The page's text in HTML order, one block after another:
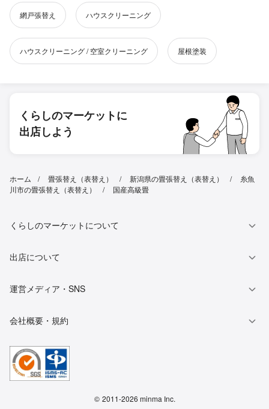
網戸張替え ハウスクリーニング
ハウスクリーニング / 空室クリーニング 屋根塗装
くらしのマーケットに
出店しよう
ホーム 畳張替え（表替え） 新潟県の畳張替え（表替え）
糸魚
川市の畳張替え（表替え）
国産高級畳
くらしのマーケットについて
出店について
運営メディア・SNS
会社概要・規約
© 2011-2026 minma Inc.